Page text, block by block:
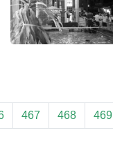
467 468 469